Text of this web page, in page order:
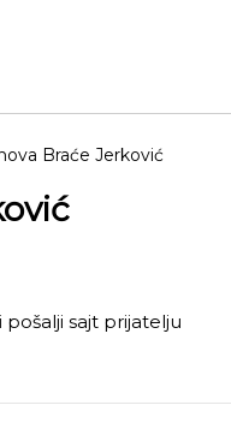
Braće Jerković
pošalji sajt prijatelju